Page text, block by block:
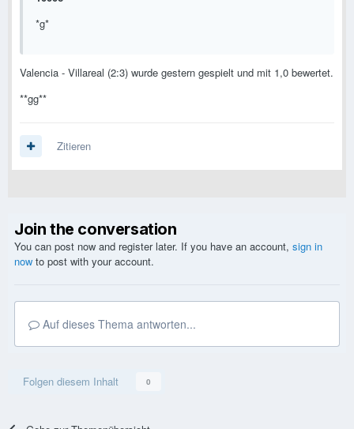
*g*
Valencia - Villareal (2:3) wurde gestern gespielt und mit 1,0 bewertet.
**gg**
Zitieren
Join the conversation
You can post now and register later. If you have an account, sign in
now to post with your account.
Auf dieses Thema antworten...
Folgen diesem Inhalt 0